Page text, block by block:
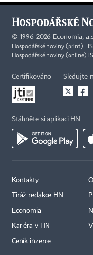
© 1996-2026 Economia,
Hospodářské noviny (print)
Hospodářské noviny (online)
Certifikováno Sledujte
Stáhněte si aplikaci HN
Kontakty
Tiráž redakce HN
Economia
Kariéra v HN
Ceník inzerce